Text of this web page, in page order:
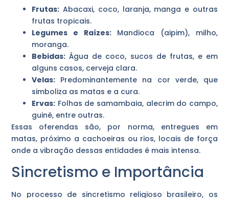
Frutas: Abacaxi, coco, laranja, manga e outras
frutas tropicais.
Legumes e Raízes:Mandioca (aipim), milho,
moranga.
Bebidas: Água de coco, sucos de frutas, e em
alguns casos, cerveja clara.
Velas: Predominantemente na cor verde, que
simboliza as matas e a cura.
Ervas: Folhas de samambaia, alecrim do campo,
guiné, entre outras.
Essas oferendas são, por norma, entregues em
matas, próximo a cachoeiras ou rios, locais de força
onde a vibração dessas entidades é mais intensa.
Sincretismo e Importância
No processo de sincretismo religioso brasileiro, os